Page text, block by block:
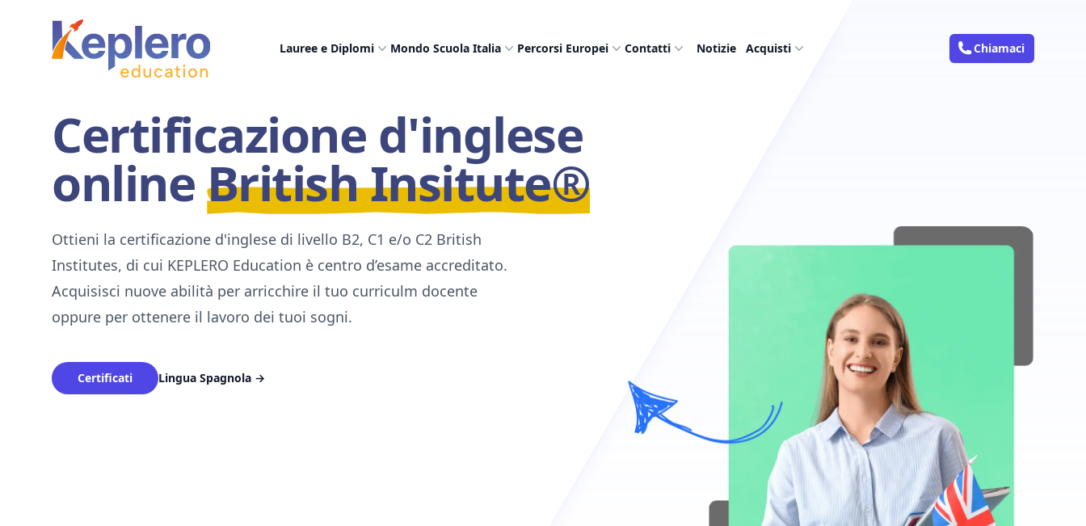
Keplero Education
Lauree e Diplomi Mondo Scuola Italia Percorsi Europei Contatti Notizie Acquisti Chiamaci
Certificazione d'inglese
onlineBritish Insitute®
Ottieni la certificazione d'inglese di livello B2, C1 e/o C2 British
Institutes, di cui KEPLERO Education è centro d’esame accreditato.
Acquisisci nuove abilità per arricchire il tuo curriculm docente
oppure per ottenere il lavoro dei tuoi sogni.
Certificati Lingua Spagnola →